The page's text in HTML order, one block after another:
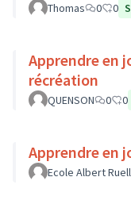
Thomas 0 0
Apprendre en
récréation
QUENSON 0 0
Apprendre en
Ecole Albert